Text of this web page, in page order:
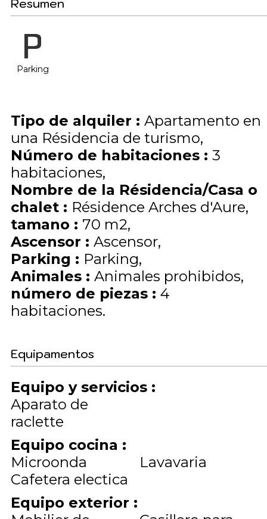
Resumen
Parking
Tipo de alquiler : Apartamento en
una Résidencia de turismo
Número de habitaciones : 3
habitaciones
Nombre de la Résidencia/Casa o
chalet : Résidence Arches d'Aure
tamano : 70 m2
Ascensor : Ascensor
Parking : Parking
Animales : Animales prohibidos
número de piezas : 4
habitaciones
Equipamentos
Equipo y servicios :
Aparato de
raclette
Equipo cocina :
Microonda
Lavavaria
Cafetera electica
Equipo exterior :